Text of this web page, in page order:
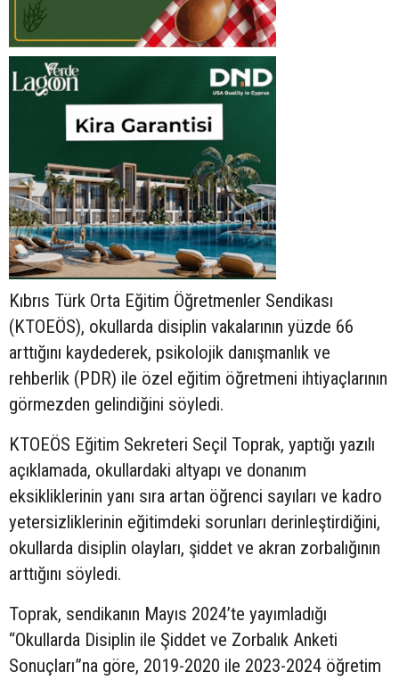
Kıbrıs Türk Orta Eğitim Öğretmenler Sendikası
(KTOEÖS), okullarda disiplin vakalarının yüzde 66
arttığını kaydederek, psikolojik danışmanlık ve
rehberlik (PDR) ile özel eğitim öğretmeni ihtiyaçlarının
görmezden gelindiğini söyledi.
KTOEÖS Eğitim Sekreteri Seçil Toprak, yaptığı yazılı
açıklamada, okullardaki altyapı ve donanım
eksikliklerinin yanı sıra artan öğrenci sayıları ve kadro
yetersizliklerinin eğitimdeki sorunları derinleştirdiğini,
okullarda disiplin olayları, şiddet ve akran zorbalığının
arttığını söyledi.
Toprak, sendikanın Mayıs 2024’te yayımladığı
“Okullarda Disiplin ile Şiddet ve Zorbalık Anketi
Sonuçları”na göre, 2019-2020 ile 2023-2024 öğretim